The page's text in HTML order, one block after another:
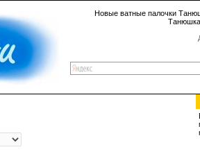
Новые ватные палочки
Танюшка